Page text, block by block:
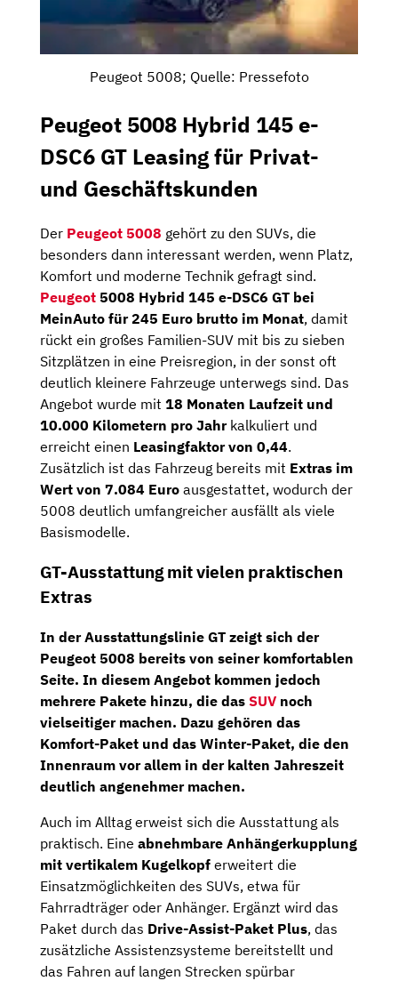
Peugeot 5008; Quelle: Pressefoto
Peugeot 5008 Hybrid 145 e-
DSC6 GT Leasing für Privat-
und Geschäftskunden
Der Peugeot 5008 gehört zu den SUVs, die
besonders dann interessant werden, wenn Platz,
Komfort und moderne Technik gefragt sind.
Peugeot 5008 Hybrid 145 e-DSC6 GT bei
MeinAuto für 245 Euro brutto im Monat, damit
rückt ein großes Familien-SUV mit bis zu sieben
Sitzplätzen in eine Preisregion, in der sonst oft
deutlich kleinere Fahrzeuge unterwegs sind. Das
Angebot wurde mit 18 Monaten Laufzeit und
10.000 Kilometern pro Jahrkalkuliert und
erreicht einen Leasingfaktor von 0,44.
Zusätzlich ist das Fahrzeug bereits mit Extras im
Wert von 7.084 Euro ausgestattet, wodurch der
5008 deutlich umfangreicher ausfällt als viele
Basismodelle.
GT-Ausstattung mit vielen praktischen
Extras
In der Ausstattungslinie GT zeigt sich der
Peugeot 5008 bereits von seiner komfortablen
Seite. In diesem Angebot kommen jedoch
mehrere Pakete hinzu, die das SUV noch
vielseitiger machen. Dazu gehören das
Komfort-Paket und das Winter-Paket, die den
Innenraum vor allem in der kalten Jahreszeit
deutlich angenehmer machen.
Auch im Alltag erweist sich die Ausstattung als
praktisch. Eine abnehmbare Anhängerkupplung
mit vertikalem Kugelkopf erweitert die
Einsatzmöglichkeiten des SUVs, etwa für
Fahrradträger oder Anhänger. Ergänzt wird das
Paket durch das Drive-Assist-Paket Plus, das
zusätzliche Assistenzsysteme bereitstellt und
das Fahren auf langen Strecken spürbar